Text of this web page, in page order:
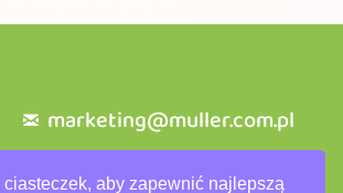
ciasteczek, aby zapewnić najlepszą
marketing@muller.com.pl
+48 71 318 84 84